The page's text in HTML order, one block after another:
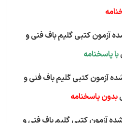
آزمون کتبی گلیم باف فنی و
با پاسخنامه
آزمون کتبی گلیم باف فنی و
بدون پاسخنامه